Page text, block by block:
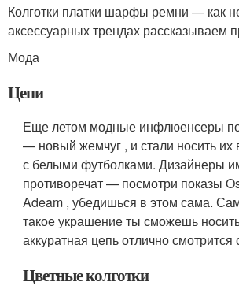
Колготки платки шарфы ремни — как
аксессуарных трендах рассказываем
Мода
Цепи
Еще летом модные инфлюенсеры
— новый жемчуг , и стали носить их
с белыми футболками. Дизайнеры
противоречат — посмотри показы
Adeam , убедишься в этом сама.
такое украшение ты сможешь
аккуратная цепь отлично
Цветные колготки